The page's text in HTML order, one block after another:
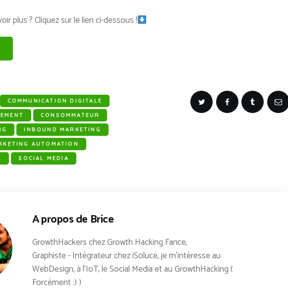
plus ? Cliquez sur le lien ci-dessous !
COMMUNICATION DIGITALE
CONSOMMATEUR
INBOUND MARKETING
AUTOMATION
SOCIAL MEDIA
A propos de Brice
GrowthHackers chez Growth Hacking Fance,
Graphiste - Intégrateur chez iSoluce, je m'intéresse au
WebDesign, à l'IoT, le Social Media et au GrowthHacking (
Forcément :) )